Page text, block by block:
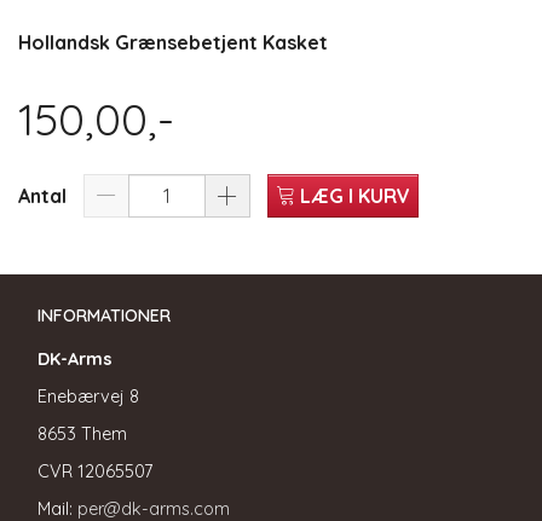
Hollandsk Grænsebetjent Kasket
150,00,-
Antal LÆG I KURV
INFORMATIONER
DK-Arms
Enebærvej 8
8653 Them
CVR 12065507
Mail: per@dk-arms.com